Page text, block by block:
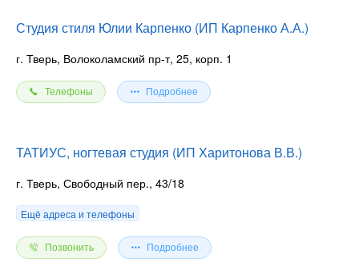
Студия стиля Юлии Карпенко (ИП Карпенко А.А.)
г. Тверь, Волоколамский пр-т, 25, корп. 1
Телефоны Подробнее
ТАТИУС, ногтевая студия (ИП Харитонова В.В.)
г. Тверь, Свободный пер., 43/18
Ещё адреса и телефоны
Позвонить Подробнее